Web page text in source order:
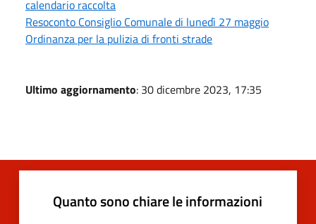
calendario raccolta
Resoconto Consiglio Comunale di lunedì 27 maggio
Ordinanza per la pulizia di fronti strade
Ultimo aggiornamento: 30 dicembre 2023, 17:35
Quanto sono chiare le informazioni